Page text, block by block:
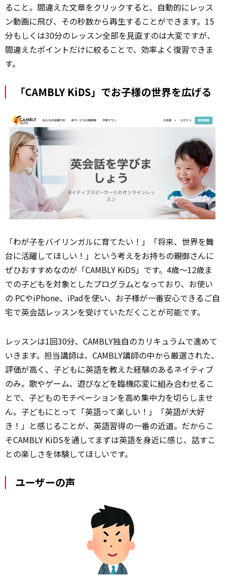
ること。間違えた文章をクリックすると、自動的にレッス
ン動画に飛び、その秒数から再生することができます。15
分もしくは30分のレッスン全部を見直すのは大変ですが、
間違えたポイントだけに絞ることで、効率よく復習できま
す。
「CAMBLY KiDS」でお子様の世界を広げる
「わが子をバイリンガルに育てたい！」「将来、世界を舞
台に活躍してほしい！」という考えをお持ちの親御さんに
ぜひおすすめなのが「CAMBLY KiDS」です。4歳～12歳ま
での子どもを対象としたプログラムとなっており、お使い
の PCやiPhone、iPadを使い、お子様が一番安心できるご自
宅で英会話レッスンを受けていただくことが可能です。
レッスンは1回30分、CAMBLY独自のカリキュラムで進めて
いきます。担当講師は、CAMBLY講師の中から厳選された、
評価が高く、子どもに英語を教えた経験のあるネイティブ
のみ。歌やゲーム、遊びなどを臨機応変に組み合わせるこ
とで、子どものモチベーションを高め集中力を切らしませ
ん。子どもにとって「英語って楽しい！」「英語が大好
き！」と感じることが、英語習得の一番の近道。だからこ
そCAMBLY KiDSを通してまずは英語を身近に感じ、話すこ
との楽しさを体験してほしいです。
ユーザーの声